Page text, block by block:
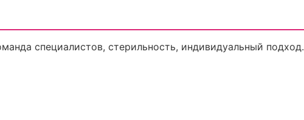
специалистов, стерильность, индивидуальный подход.